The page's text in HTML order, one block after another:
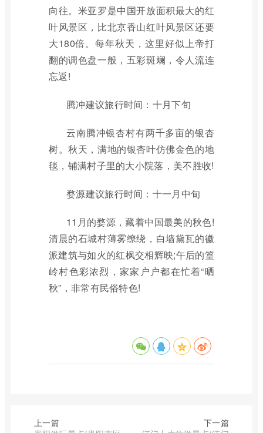
向往。米亚罗是中国开放面积最大的红
叶风景区，比北京香山红叶风景区还要
大180倍。每年秋天，这里好似上帝打
翻的调色盘一般，五彩斑斓，令人流连
忘返!
腾冲建议旅行时间：十月下旬
云南腾冲银杏村有两千多亩的银杏
树。秋天，满地的银杏叶仿佛金色的地
毯，铺满村子里的大小院落，美不胜收!
婺源建议旅行时间：十一月中旬
11月的婺源，藏着中国最美的秋色!
清晨的石城村薄雾缭绕，白墙黛瓦的徽
派建筑与如火的红枫交相辉映;午后的篁
岭村色彩浓烈，家家户户都在忙着“晒
秋”，非常有民俗特色!
上一篇
下一篇